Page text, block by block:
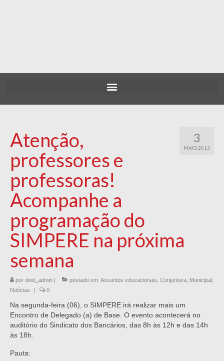
3
MAIO 2013
Atenção,
professores e
professoras!
Acompanhe a
programação do
SIMPERE na próxima
semana
por dwd_admin | postado em: Assuntos educacionais Conjuntura Municipal
Notícias
| 0
Na segunda-feira (06), o SIMPERE irá realizar mais um
Encontro de Delegado (a) de Base. O evento acontecerá no
auditório do Sindicato dos Bancários, das 8h às 12h e das 14h
às 18h.
Pauta: